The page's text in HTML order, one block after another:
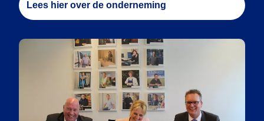
Lees hier over de onderneming